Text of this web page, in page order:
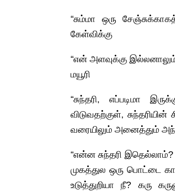
“சும்மா ஒரு
கேள்விக்கு
“என் அளவுக்கு
மயூரி
“சுந்தரி, எப்படிமா
விடுவதற்குள்,
வரையிலும் அனைத்தும்
“என்ன சுந்தரி
முகத்துல ஒரு பொட்டை
உடுத்துறியா நீ? கரு